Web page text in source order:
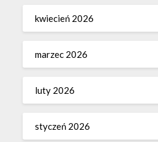
kwiecień 2026
marzec 2026
luty 2026
styczeń 2026